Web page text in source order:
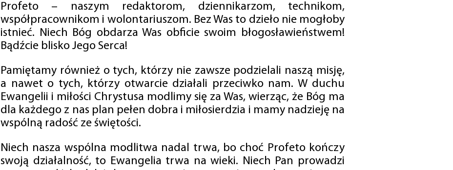
Profeto – naszym redaktorom, dziennikarzom, technikom,
współpracownikom i wolontariuszom. Bez Was to dzieło nie mogłoby
istnieć. Niech Bóg obdarza Was obficie swoim błogosławieństwem!
Bądźcie blisko Jego Serca!
Pamiętamy również o tych, którzy nie zawsze podzielali naszą misję,
a nawet o tych, którzy otwarcie działali przeciwko nam. W duchu
Ewangelii i miłości Chrystusa modlimy się za Was, wierząc, że Bóg ma
dla każdego z nas plan pełen dobra i miłosierdzia i mamy nadzieję na
wspólną radość ze świętości.
Niech nasza wspólna modlitwa nadal trwa, bo choć Profeto kończy
swoją działalność, to Ewangelia trwa na wieki. Niech Pan prowadzi